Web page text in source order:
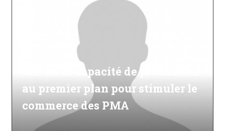
Mettre la capacité de production
au premier plan pour stimuler le
commerce des PMA